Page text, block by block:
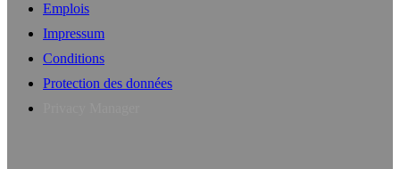
Emplois
Impressum
Conditions
Protection des données